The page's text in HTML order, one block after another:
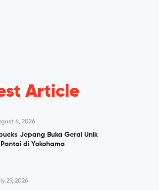
Article
4, 2026
Jepang Buka Gerai Unik
di Yokohama
29, 2026